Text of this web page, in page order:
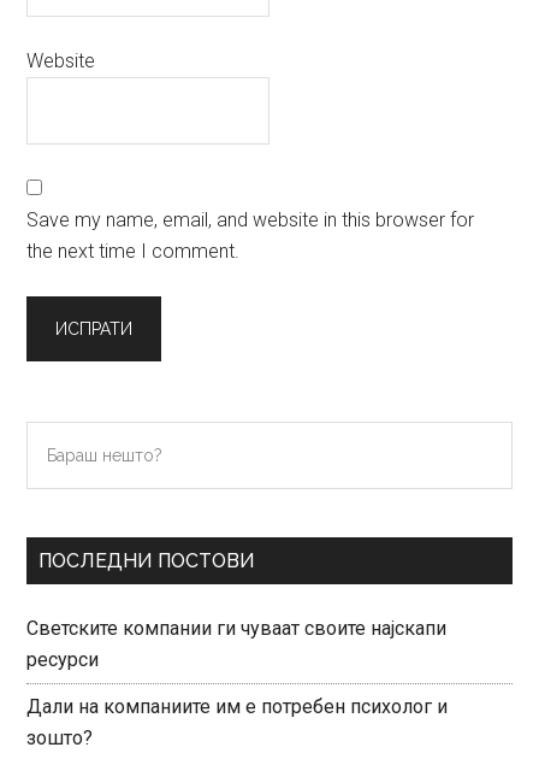
Website
Save my name, email, and website in this browser for
the next time I comment.
Primary
Sidebar
нешто?
ПОСЛЕДНИ ПОСТОВИ
Светските компании ги чуваат своите најскапи
ресурси
Дали на компаниите им е потребен психолог и
зошто?